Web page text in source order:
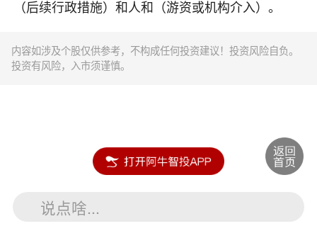
（后续行政措施）和人和（游资或机构介入）。
内容如涉及个股仅供参考，不构成任何投资建议！投资风险自负。
投资有风险，入市须谨慎。
说点啥...